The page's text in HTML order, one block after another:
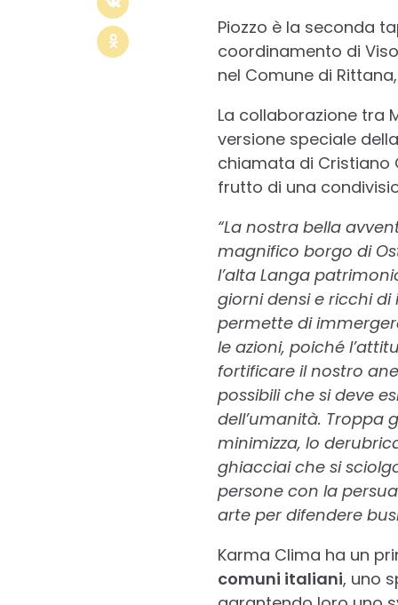
Piozzo è la seconda
coordinamento di
nel Comune di
La collaborazione tra
versione speciale
chiamata di Cristiano
frutto di una
“La nostra bella
magnifico borgo di
l’alta Langa
giorni densi e ricchi
permette di
le azioni, poiché
fortificare il nostro
possibili che si deve
dell’umanità.
minimizza, lo
ghiacciai che si
persone con la
arte per difendere
Karma Clima ha un
comuni italiani, uno